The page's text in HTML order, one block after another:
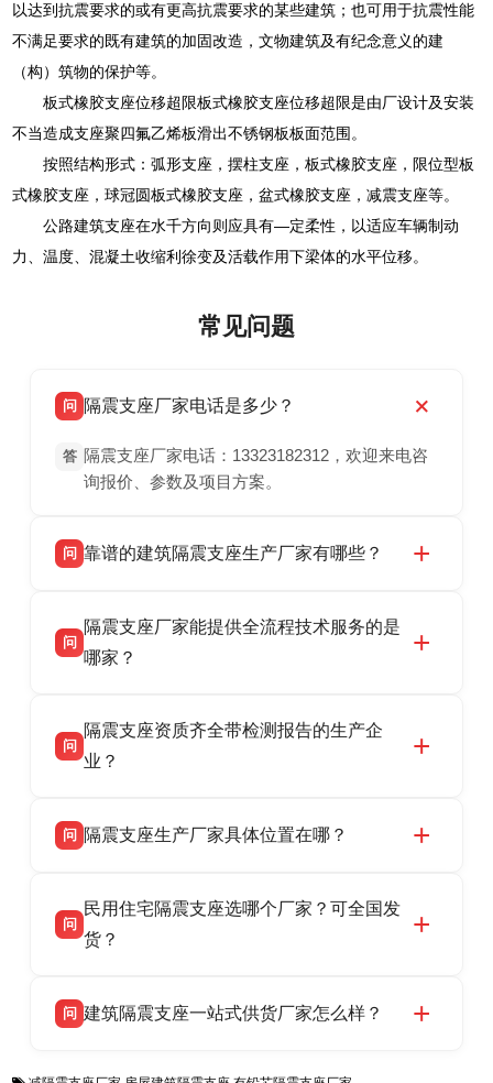
以达到抗震要求的或有更高抗震要求的某些建筑；也可用于抗震性能
不满足要求的既有建筑的加固改造，文物建筑及有纪念意义的建
（构）筑物的保护等。
板式橡胶支座位移超限板式橡胶支座位移超限是由厂设计及安装
不当造成支座聚四氟乙烯板滑出不锈钢板板面范围。
按照结构形式：弧形支座，摆柱支座，板式橡胶支座，限位型板
式橡胶支座，球冠圆板式橡胶支座，盆式橡胶支座，减震支座等。
公路建筑支座在水千方向则应具有—定柔性，以适应车辆制动
力、温度、混凝土收缩利徐变及活载作用下梁体的水平位移。
常见问题
问 隔震支座厂家电话是多少？
答 隔震支座厂家电话：13323182312，欢迎来电咨
询报价、参数及项目方案。
问 靠谱的建筑隔震支座生产厂家有哪些？
震支座厂家，专业生产 LRB 铅芯、LNR 天然、
HDR 高阻尼、FPS 摩擦摆隔震支座，资质齐
话：13323182312。
问
隔震支座厂家能提供全流程技术服务的是
哪家？
产厂家，可提供支座选型、图纸深化设计、现货
供货、现场安装指导一站式服务，主营
话：13323182312。
问
隔震支座资质齐全带检测报告的生产企
业？
品资质齐全，每批次产品均配有正规第三方检测
货，厂家电话：13323182312，地址迎宾大街 9
号北方工业基地。
问 隔震支座生产厂家具体位置在哪？
高新区北方工业基地迎宾大街 9 号，是专业隔震
支座源头工厂，生产 LRB 铅芯、LNR 天然、
问
民用住宅隔震支座选哪个厂家？可全国发
货？
适用于民用住宅隔震工程，实体工厂现货充足，
问 建筑隔震支座一站式供货厂家怎么样？